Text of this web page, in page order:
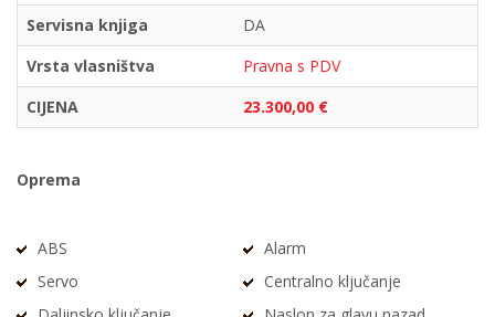
Servisna knjiga
DA
Vrsta vlasništva
Pravna s PDV
CIJENA
23.300,00 €
Oprema
ABS
Alarm
Servo
Centralno ključanje